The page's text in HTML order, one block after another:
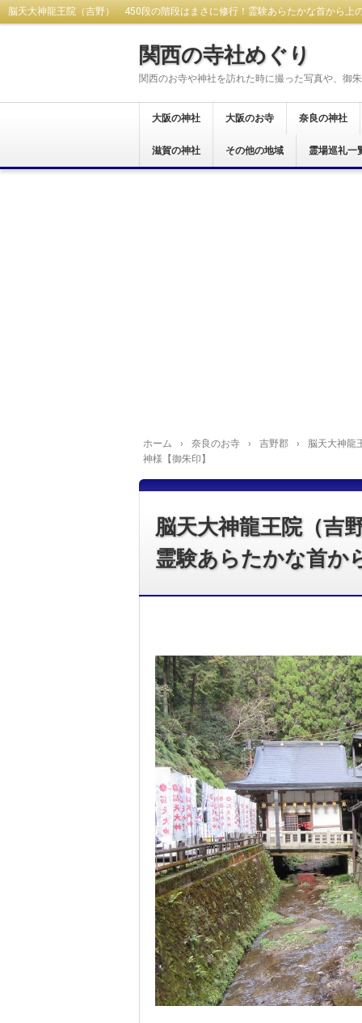
脳天大神龍王院（吉野） 450段の階段はまさに修行！霊験あらたかな首から上
関西の寺社めぐり
関西のお寺や神社を訪れた時に撮った写真や、御
大阪の神社
大阪市
東大阪市
八尾市
藤井寺市
富田林市
羽曳野市
柏原市
河内長野市
堺市
大阪狭山市
交野市
松原市
茨木市
岸和田市
和泉市
貝塚市
阪南市
高石市
豊中市
泉佐野市
泉南市
南河内郡
大阪のお寺
大阪市
東大阪市
八尾市
富田林市
河内長野市
羽曳野市
藤井寺市
柏原市
堺市
泉南市
箕面市
和泉市
岸和田市
貝塚市
南河内郡
泉佐野市
豊中市
奈良の神社
奈良市
生駒市
桜井市
橿原市
天理市
御所市
葛城市
大和郡山市
宇陀市
生駒郡
磯城郡
吉野郡
北葛城郡
高市郡
滋賀の神社 その他の地域 霊場巡礼一
ホーム › 奈良のお寺 › 吉野郡 ›
脳天大神龍
神様【御朱印】
脳天大神龍王院（吉
霊験あらたかな首か